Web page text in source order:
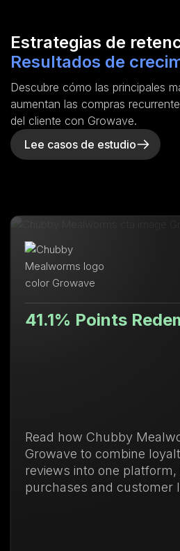
Estrategias de
Resultados de
Descubre cómo las principales
aumentan las compras
del cliente con Growave.
Lee casos de estudio
Points Redemption
Chubby Mealworms used
to combine loyalty rewards
one platform, increasing
and customer lifetime